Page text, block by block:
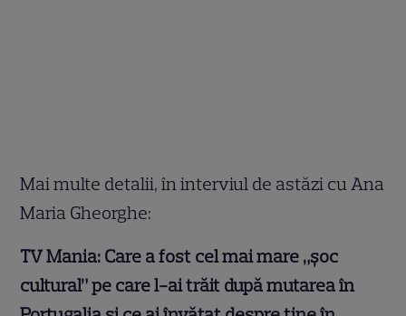
Mai multe detalii, în interviul de astăzi cu Ana
Maria Gheorghe:
TV Mania: Care a fost cel mai mare „șoc
cultural” pe care l-ai trăit după mutarea în